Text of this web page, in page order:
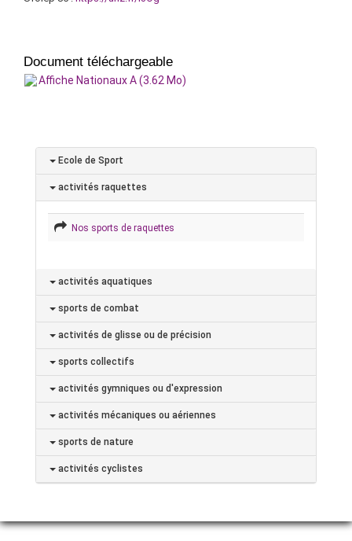
Document téléchargeable
Affiche Nationaux A (3.62 Mo)
Ecole de Sport
activités raquettes
Nos sports de raquettes
activités aquatiques
sports de combat
activités de glisse ou de précision
sports collectifs
activités gymniques ou d'expression
activités mécaniques ou aériennes
sports de nature
activités cyclistes